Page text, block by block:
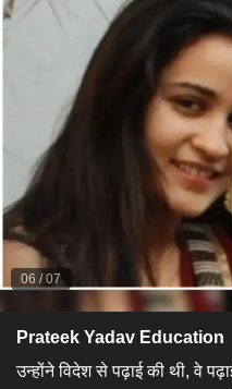
06 /07
Prateek Yadav Education
उन्होंने विदेश से पढ़ाई की थी, वे